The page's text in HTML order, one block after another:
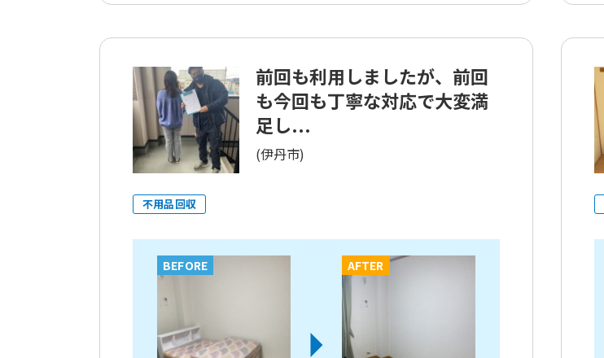
前回も利用しましたが、前回
も今回も丁寧な対応で大変満
足し...
(伊丹市)
不用品回収
BEFORE AFTER